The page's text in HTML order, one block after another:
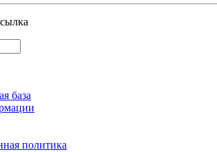
база
политика